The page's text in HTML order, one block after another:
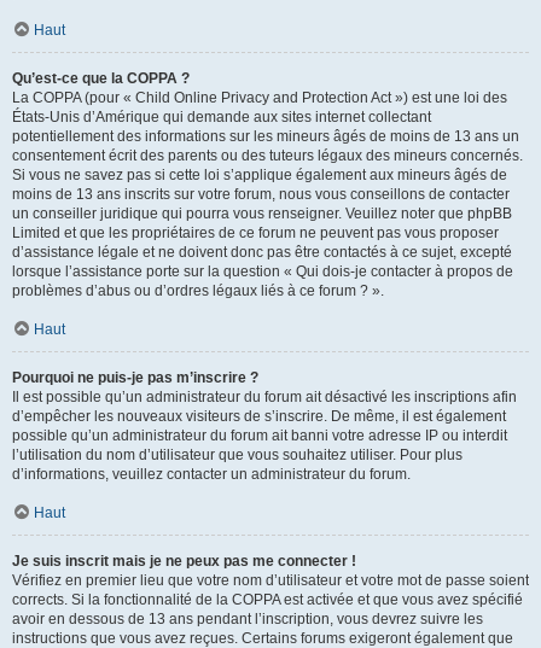
Haut
Qu’est-ce que la COPPA ?
La COPPA (pour « Child Online Privacy and Protection Act ») est une loi des
États-Unis d’Amérique qui demande aux sites internet collectant
potentiellement des informations sur les mineurs âgés de moins de 13 ans un
consentement écrit des parents ou des tuteurs légaux des mineurs concernés.
Si vous ne savez pas si cette loi s’applique également aux mineurs âgés de
moins de 13 ans inscrits sur votre forum, nous vous conseillons de contacter
un conseiller juridique qui pourra vous renseigner. Veuillez noter que phpBB
Limited et que les propriétaires de ce forum ne peuvent pas vous proposer
d’assistance légale et ne doivent donc pas être contactés à ce sujet, excepté
lorsque l’assistance porte sur la question « Qui dois-je contacter à propos de
problèmes d’abus ou d’ordres légaux liés à ce forum ? ».
Haut
Pourquoi ne puis-je pas m’inscrire ?
Il est possible qu’un administrateur du forum ait désactivé les inscriptions afin
d’empêcher les nouveaux visiteurs de s’inscrire. De même, il est également
possible qu’un administrateur du forum ait banni votre adresse IP ou interdit
l’utilisation du nom d’utilisateur que vous souhaitez utiliser. Pour plus
d’informations, veuillez contacter un administrateur du forum.
Haut
Je suis inscrit mais je ne peux pas me connecter !
Vérifiez en premier lieu que votre nom d’utilisateur et votre mot de passe soient
corrects. Si la fonctionnalité de la COPPA est activée et que vous avez spécifié
avoir en dessous de 13 ans pendant l’inscription, vous devrez suivre les
instructions que vous avez reçues. Certains forums exigeront également que